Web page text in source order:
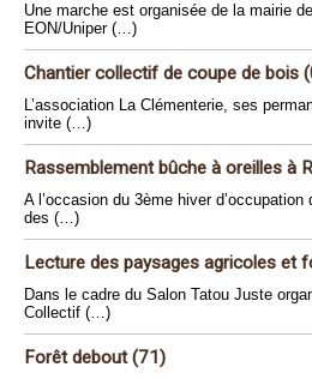
Une marche est organisée de la mairie
EON/Uniper (…)
Chantier collectif de coupe de bois
L’association La Clémenterie, ses
invite (…)
Rassemblement bûche à oreilles à
A l’occasion du 3ème hiver
des (…)
Lecture des paysages agricoles et
Dans le cadre du Salon Tatou Juste
Collectif (…)
Forêt debout (71)